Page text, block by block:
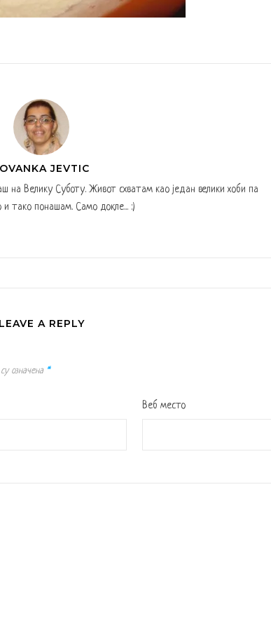
JEVTIC
на Велику Суботу. Живот схватам као један велики хоби па
и тако понашам. Само докле... :)
LEAVE A REPLY
означена *
Веб место